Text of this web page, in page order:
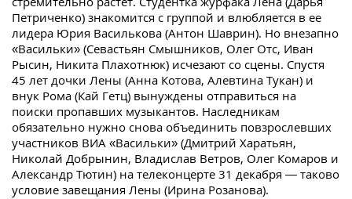
Петриченко) знакомится с группой и влюбляется в ее
лидера Юрия Василькова (Антон Шаврин). Но внезапно
«Васильки» (Севастьян Смышников, Олег Отс, Иван
Рысин, Никита Плахотнюк) исчезают со сцены. Спустя
45 лет дочки Лены (Анна Котова, Алевтина Тукан) и
внук Рома (Кай Гетц) вынуждены отправиться на
поиски пропавших музыкантов. Наследникам
обязательно нужно снова объединить повзрослевших
участников ВИА «Васильки» (Дмитрий Харатьян,
Николай Добрынин, Владислав Ветров, Олег Комаров и
Александр Тютин) на телеконцерте 31 декабря — таково
условие завещания Лены (Ирина Розанова).